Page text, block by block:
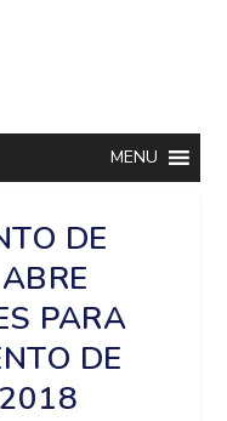
MENU
DE
PARA
DE